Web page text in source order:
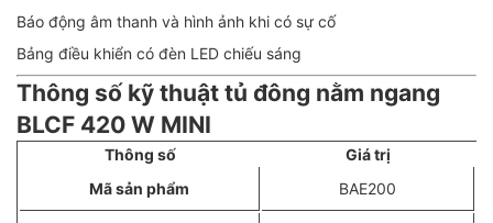
Báo động âm thanh và hình ảnh khi có sự cố
Bảng điều khiển có đèn LED chiếu sáng
Thông số kỹ thuật tủ đông nằm ngang
BLCF 420 W MINI
Thông số
Giá trị
Mã sản phẩm
BAE200